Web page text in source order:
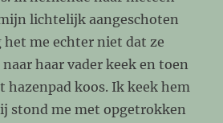
lichtelijk aangeschoten
me echter niet dat ze
haar vader keek en toen
hazenpad koos. Ik keek hem
stond me met opgetrokken